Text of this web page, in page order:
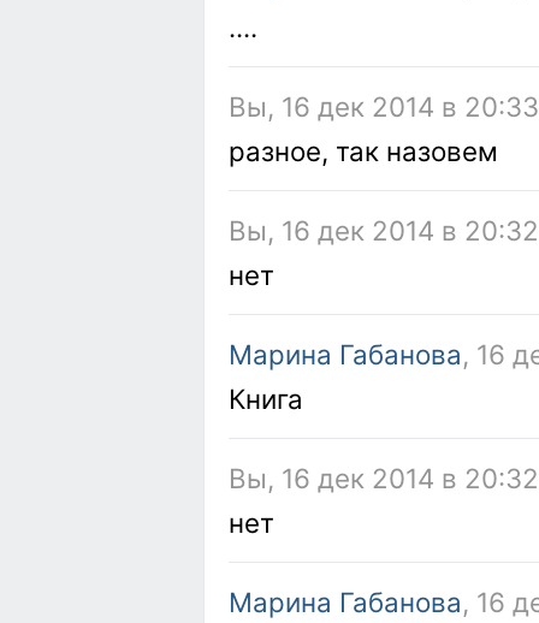
....
Вы, 16 дек 2014 в
разное, так назовем
Вы, 16 дек 2014 в
нет
Марина Габанова, 16
Книга
Вы, 16 дек 2014 в
нет
Марина Габанова, 16